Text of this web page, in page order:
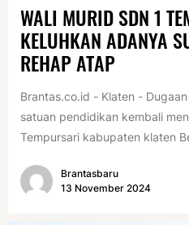
WALI MURID SDN 1
KELUHKAN ADANYA
REHAP ATAP
Brantas.co.id - Klaten -
satuan pendidikan kembali
Tempursari kabupaten klaten
Brantasbaru
13 November 2024